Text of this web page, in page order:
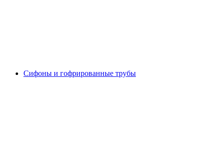
Сифоны и гофрированные трубы